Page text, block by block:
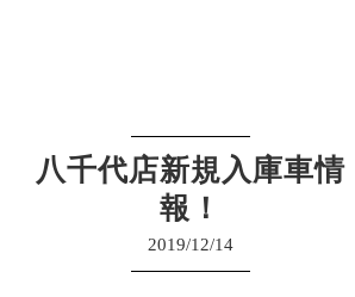
八千代店新規入庫車情
報！
2019/12/14